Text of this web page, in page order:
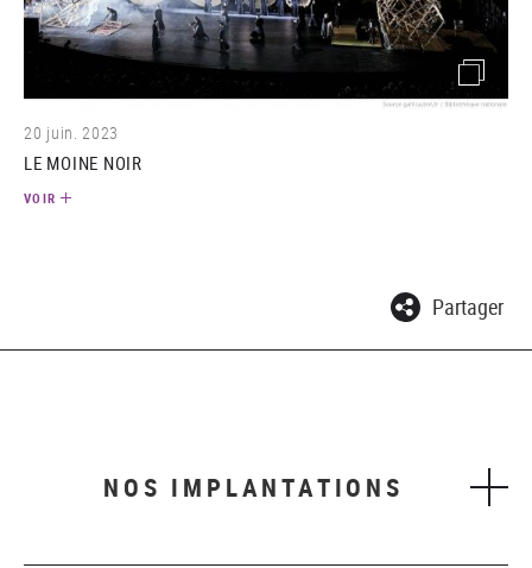
(image)
20 juin. 2023
LE MOINE NOIR
VOIR
Partager
NOS IMPLANTATIONS